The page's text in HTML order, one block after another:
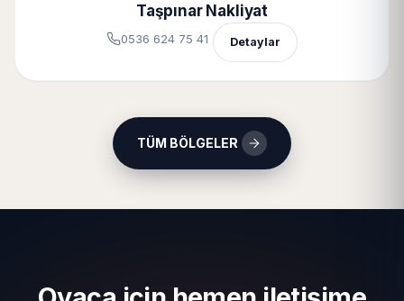
Taşpınar Nakliyat
0536 624 75 41 Detaylar
TÜM BÖLGELER